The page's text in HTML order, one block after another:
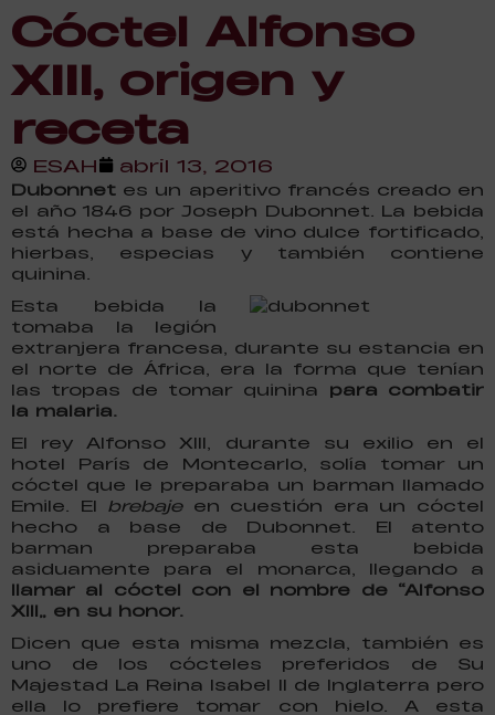
Cóctel Alfonso
XIII, origen y
receta
ESAH abril 13, 2016
Dubonnet es un aperitivo francés creado en
el año 1846 por Joseph Dubonnet. La bebida
está hecha a base de vino dulce fortificado,
hierbas, especias y también contiene
quinina.
Esta bebida la
tomaba la legión
extranjera francesa, durante su estancia en
el norte de África, era la forma que tenían
las tropas de tomar quinina para combatir
la malaria.
El rey Alfonso XIII, durante su exilio en el
hotel París de Montecarlo, solía tomar un
cóctel que le preparaba un barman llamado
Emile. El brebajeen cuestión era un cóctel
hecho a base de Dubonnet. El atento
barman preparaba esta bebida
asiduamente para el monarca, llegando a
llamar al cóctel con el nombre de “Alfonso
XIII” en su honor.
Dicen que esta misma mezcla, también es
uno de los cócteles preferidos de Su
Majestad La Reina Isabel II de Inglaterra pero
ella lo prefiere tomar con hielo. A esta